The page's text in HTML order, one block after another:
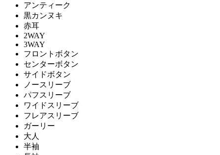
アンティーク
黒カンヌキ
赤耳
2WAY
3WAY
フロントボタン
センターボタン
サイドボタン
ノースリーブ
パフスリーブ
ワイドスリーブ
フレアスリーブ
ガーリー
大人
半袖